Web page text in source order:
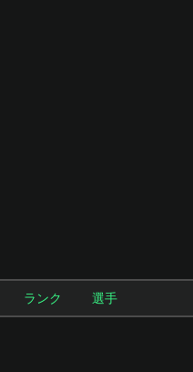
ランク 選手